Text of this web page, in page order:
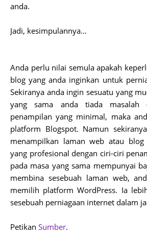
anda.
Jadi, kesimpulannya…
Anda perlu nilai semula apakah
blog yang anda inginkan untuk
Sekiranya anda ingin sesuatu yang
yang sama anda tiada masalah
penampilan yang minimal, maka
platform Blogspot. Namun
menampilkan laman web atau
yang profesional dengan ciri-ciri
pada masa yang sama mempunyai
membina sesebuah laman web,
memilih platform WordPress. Ia
sesebuah perniagaan internet dalam
Petikan Sumber.